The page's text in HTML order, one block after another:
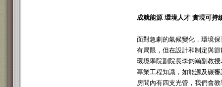
成就能源 環境人才 實現可持
面對急劇的氣候變化，環境
有局限，但在設計和制定與
環境學院副院長李鈞瀚副教
專業工程知識，如能源及碳
房間內有四支光管，我們會